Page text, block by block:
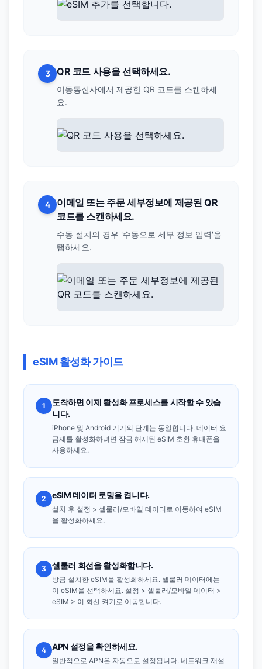
3 QR 코드 사용을 선택하세요.
이동통신사에서 제공한 QR 코드를 스캔하세
요.
4
이메일 또는 주문 세부정보에 제공된 QR
코드를 스캔하세요.
수동 설치의 경우 '수동으로 세부 정보 입력'을
탭하세요.
eSIM 활성화 가이드
1
도착하면 이제 활성화 프로세스를 시작할 수 있습
니다.
iPhone 및 Android 기기의 단계는 동일합니다. 데이터 요
금제를 활성화하려면 잠금 해제된 eSIM 호환 휴대폰을
사용하세요.
2 eSIM 데이터 로밍을 켭니다.
설치 후 설정 > 셀룰러/모바일 데이터로 이동하여 eSIM
을 활성화하세요.
3 셀룰러 회선을 활성화합니다.
방금 설치한 eSIM을 활성화하세요. 셀룰러 데이터에는
이 eSIM을 선택하세요. 설정 > 셀룰러/모바일 데이터 >
eSIM > 이 회선 켜기로 이동합니다.
4 APN 설정을 확인하세요.
일반적으로 APN은 자동으로 설정됩니다. 네트워크 재설